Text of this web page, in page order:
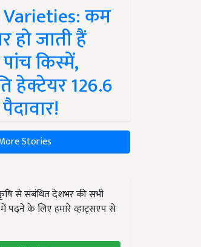
Varieties: कम
हो जाती हैं
किस्में,
हेक्टेयर 126.6
Stories
से संबंधित देशभर की सभी
पढ़ने के लिए हमारे व्हाट्सएप से